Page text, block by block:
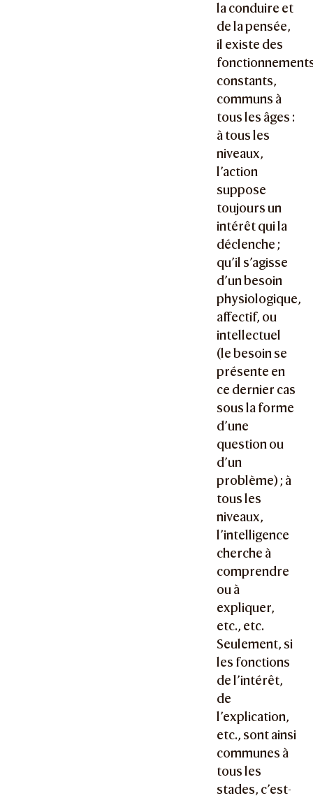
la conduire et
de la pensée,
il existe des
constants,
communs à
tous les âges :
à tous les
niveaux,
l’action
suppose
toujours un
intérêt qui la
déclenche ;
qu’il s’agisse
d’un besoin
physiologique,
affectif, ou
intellectuel
(le besoin se
présente en
ce dernier cas
sous la forme
d’une
question ou
d’un
problème) ; à
tous les
niveaux,
l’intelligence
cherche à
comprendre
ou à
expliquer,
etc., etc.
Seulement, si
les fonctions
de l’intérêt,
de
l’explication,
etc., sont ainsi
communes à
tous les
stades, c’est-